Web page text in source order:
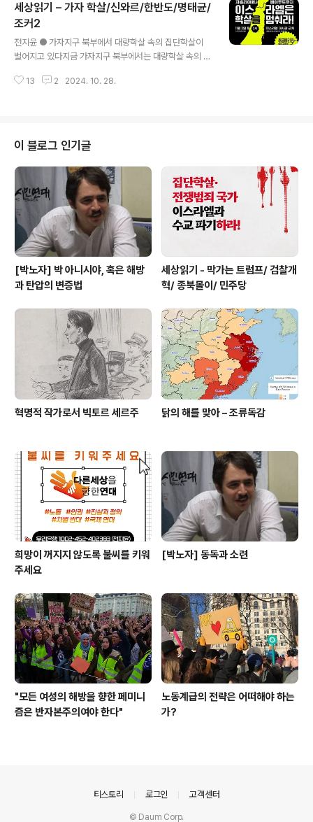
간 및 이라크의 침공은 미국 패권의 쇠락을 크게 촉진시킨,
미국으로서는 역사적 이정표 격의 대재앙들이었습니다. 그
런데 이외에도 미국의 대외 정책에 있어서의 성공 사례를,
최근에 거의 보기가 힘들었습니다. 예컨대 리비아 사태 (2
010-11년과 그 이후)에의 개입의 목적은 카다피 제거와
안정적인 친미 정권의 부식이었는데, 전자는 성공했지만..
세상읽기 – 가자 학살/신와르/한반도/명태균/
조커2
전지윤 ● 가자지구 북부에서 대량학살 속의 집단학살이
벌어지고 있다지금 가자지구 북부에서는 대량학살 속의 집
규모의 강제이주 명령을 내렸고 팔레스타인인 학살에 박차
협상 재개를 모색하지 않고 있으며 가자 지구의 대부분을
점진적으로 합병할 것을 추진하고 있다'고 보도했다. 인질
구출이 아니라 가자 점령과 인종청소가 목적이었다는게 거
듭 분명해진 것이다.세계가 외면하고 침묵하고 있는 동안
이스라엘은 물, 전기, 통신, 의료 지원, 기자의 취재... 모든
것을 차단하고 가자 북부에서 보름..
13 2 2024. 10. 28.
이 블로그 인기글
[박노자] 박 아니시야, 혹은 해방
과 탄압의 변증법
세상읽기 - 막가는 트럼프/ 검찰개
혁/ 종북몰이/ 민주당
혁명적 작가로서 빅토르 세르주 닭의 해를 맞아 – 조류독감
희망이 꺼지지 않도록 불씨를 키워
주세요
[박노자] 동독과 소련
"모든 여성의 해방을 향한 페미니
즘은 반자본주의여야 한다"
노동계급의 전략은 어떠해야 하는
가?
티스토리 로그인 고객센터
© Daum Corp.